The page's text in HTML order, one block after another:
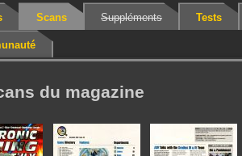
Scans Suppléments Tests
du magazine